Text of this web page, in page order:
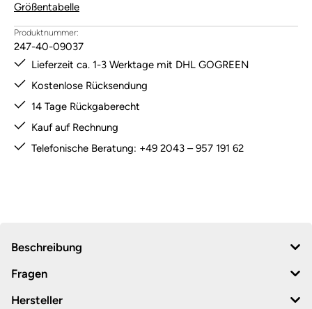
Größentabelle
Produktnummer:
247-40-09037
Lieferzeit ca. 1-3 Werktage mit DHL GOGREEN
Kostenlose Rücksendung
14 Tage Rückgaberecht
Kauf auf Rechnung
Telefonische Beratung: +49 2043 – 957 191 62
Beschreibung
Fragen
Hersteller